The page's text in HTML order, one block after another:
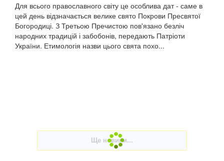
Для всього православного світу це особлива дат - саме в
цей день відзначається велике свято Покрови Пресвятої
Богородиці. З Третьою Пречистою пов'язано безліч
народних традицій і забобонів, передають Патріоти
України. Етимологія назви цього свята похо...